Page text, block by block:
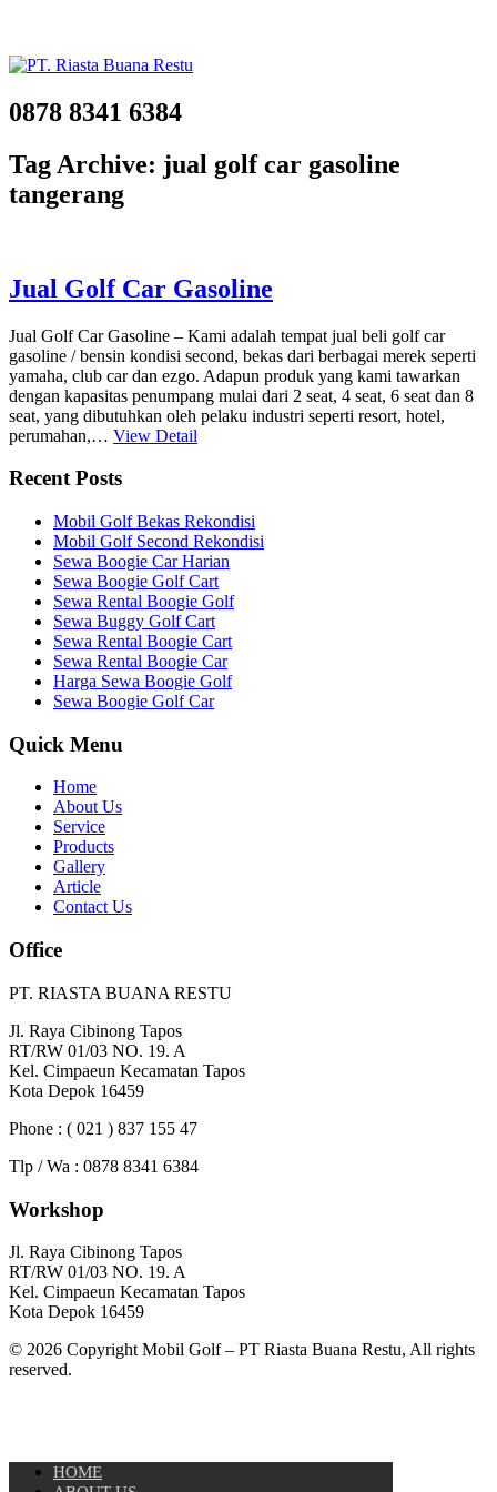
0878 8341 6384
Tag Archive: jual golf car gasoline
tangerang
Jual Golf Car Gasoline
Jual Golf Car Gasoline – Kami adalah tempat jual beli golf car
gasoline / bensin kondisi second, bekas dari berbagai merek seperti
yamaha, club car dan ezgo. Adapun produk yang kami tawarkan
dengan kapasitas penumpang mulai dari 2 seat, 4 seat, 6 seat dan 8
seat, yang dibutuhkan oleh pelaku industri seperti resort, hotel,
perumahan,… View Detail
Recent Posts
Mobil Golf Bekas Rekondisi
Mobil Golf Second Rekondisi
Sewa Boogie Car Harian
Sewa Boogie Golf Cart
Sewa Rental Boogie Golf
Sewa Buggy Golf Cart
Sewa Rental Boogie Cart
Sewa Rental Boogie Car
Harga Sewa Boogie Golf
Sewa Boogie Golf Car
Quick Menu
Home
About Us
Service
Products
Gallery
Article
Contact Us
Office
PT. RIASTA BUANA RESTU
Jl. Raya Cibinong Tapos
RT/RW 01/03 NO. 19. A
Kel. Cimpaeun Kecamatan Tapos
Kota Depok 16459
Phone : ( 021 ) 837 155 47
Tlp / Wa : 0878 8341 6384
Workshop
Jl. Raya Cibinong Tapos
RT/RW 01/03 NO. 19. A
Kel. Cimpaeun Kecamatan Tapos
Kota Depok 16459
© 2026 Copyright Mobil Golf – PT Riasta Buana Restu, All rights
reserved.
HOME